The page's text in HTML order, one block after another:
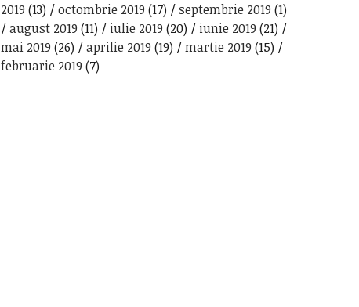
2019 (13) octombrie 2019 (17) septembrie 2019 (1)
august 2019 (11) iulie 2019 (20) iunie 2019 (21)
mai 2019 (26) aprilie 2019 (19) martie 2019 (15)
februarie 2019 (7)